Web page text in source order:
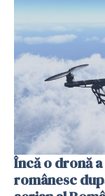
Încă o dronă
românesc